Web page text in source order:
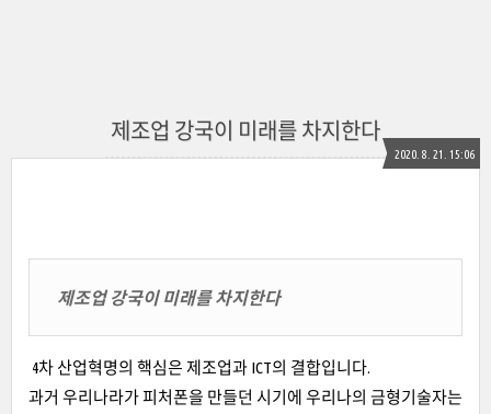
제조업 강국이 미래를 차지한다
2020. 8. 21. 15:06
제조업 강국이 미래를 차지한다
4차 산업혁명의 핵심은 제조업과 ICT의 결합입니다.
과거 우리나라가 피처폰을 만들던 시기에 우리나의 금형기술자는